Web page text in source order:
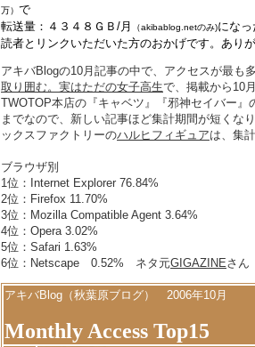
万） で
転送量：４３４８ＧＢ/月
（akibablog.netのみ)にな
読者とリンクいただいた方のおかげです。あり
アキバBlogの10月記事の中で、アクセスが最も
取り囲む。実はただの女子高生で、掲載から10
TWOTOP本店の『キャベツ』『邪神セイバー
までなので、新しい記事ほど集計期間が短くな
ックスファクトリーのハルヒフィギュアは、集
ブラウザ別
1位：Internet Explorer 76.84%
2位：Firefox 11.70%
3位：Mozilla Compatible Agent 3.64%
4位：Opera 3.02%
5位：Safari 1.63%
6位：Netscape 0.52% ネタ元GIGAZINEさん
アキバBlog（秋葉原ブログ） 2006年10月
Monthly Access Top15